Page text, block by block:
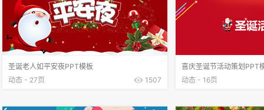
圣诞老人如平安夜PPT模板
动态 - 27页
1507
喜庆圣诞节活动策划PPT
动态 - 16页